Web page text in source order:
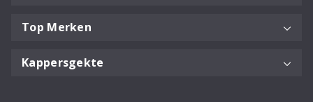
Top Merken
Kappersgekte